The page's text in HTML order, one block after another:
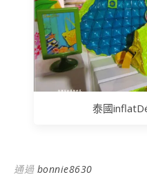
泰國
通過 bonnie8630